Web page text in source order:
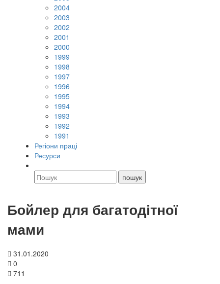
2004
2003
2002
2001
2000
1999
1998
1997
1996
1995
1994
1993
1992
1991
Регіони праці
Ресурси
Бойлер для багатодітної
мами
31.01.2020
0
711